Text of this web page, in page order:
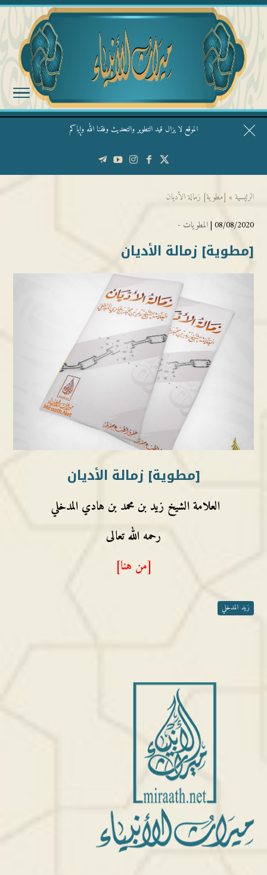
الموقع لا يزال قيد التطوير والتحديث وفقنا الله وإياكم
قال الشيخ ربيع وفقه الله: نحن ليس عندنا تقديس الأشخاص
الرئيسية » [مطوية] زمالة الأديان
08/08/2020 | المطويات -
[مطوية] زمالة الأديان
[مطوية] زمالة الأديان
العلامة الشيخ زيد بن محمد بن هادي المدخلي
رحمه الله تعالى
[من هنا]
زيد المدخلي